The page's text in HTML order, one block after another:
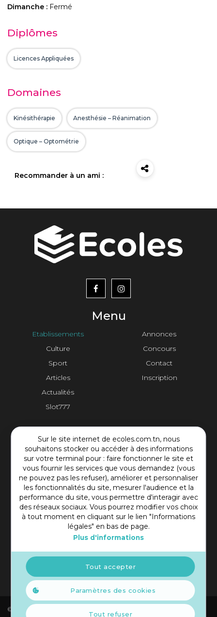
Dimanche : Fermé
Diplômes
Licences Appliquées
Domaines
Kinésithérapie Anesthésie – Réanimation
Optique – Optométrie
Recommander à un ami :
Sur le site internet de ecoles.com.tn, nous
souhaitons stocker ou accéder à des informations
sur votre terminal pour : faire fonctionner le site et
vous fournir les services que vous demandez (vous
ne pouvez pas les refuser), améliorer et personnaliser
les fonctionnalités du site, mesurer l'audience et la
performance du site, vous permettre d'interagir avec
des réseaux sociaux. Vous pourrez modifier vos choix
à tout moment en cliquant sur le lien "Informations
légales" en bas de page.
Plus d'informations
Paramètres des cookies
Tout refuser
Tout accepter
Menu
Etablissements
Culture
Sport
Articles
Actualités
Slot777
menu
footer2
Annonces
Concours
Contact
Inscription
Contact Plateforme
Rue Mohamed Shim, Rbat Monastir 5000 Tunisie
+216 97 50 60 54
contact@ecoles.com.tn
© 2021 Copyright Ecoles. Tous droits réservés.